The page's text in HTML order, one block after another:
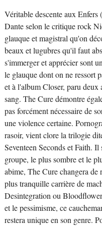
Véritable descente aux
Dante selon le critique rock
glauque et magistral qu'on
beaux et lugubres qu'il faut
s'immerger et apprécier sont
le glauque dont on ne ressort
et à l'album Closer, paru
sang. The Cure démontre
pas forcément nécessaire de
une violence certaine.
rasoir, vient clore la trilogie
Seventeen Seconds et Faith.
groupe, le plus sombre et le
abime, The Cure changera
plus tranquille carrière de
Desintegration ou
et le pessimisme, ce
restera unique en son genre.